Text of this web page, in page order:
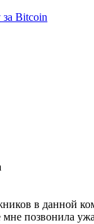
в данной
позвонила